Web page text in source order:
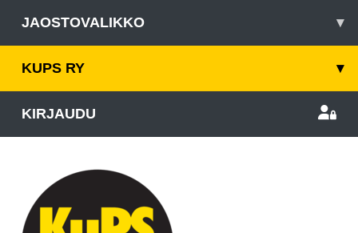
JAOSTOVALIKKO ▾
KUPS RY ▾
KIRJAUDU